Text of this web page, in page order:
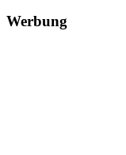
Werbung